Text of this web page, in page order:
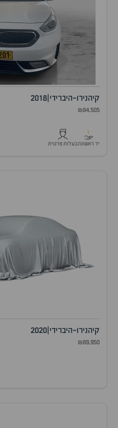
קיהנירו-היברידי 2018
₪84,505
1
יד ראשונהבעלות פרטית
קיהנירו-היברידי 2020
₪89,950